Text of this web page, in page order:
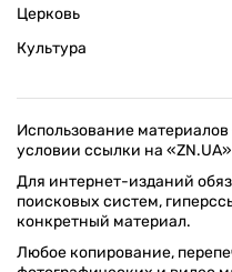
Церковь
Культура
Использование
условии ссылки на
Для интернет-изданий
поисковых систем,
конкретный материал.
Любое копирование,